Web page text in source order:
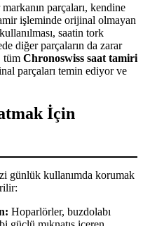
parçaları, kendine
işleminde orijinal olmayan
saatin tork
diğer parçaların da zarar
tüm Chronoswiss saat tamiri
parçaları temin ediyor ve
İçin
günlük kullanımda korumak
Hoparlörler, buzdolabı